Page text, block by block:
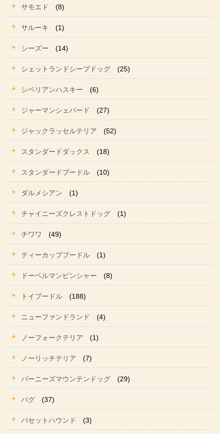
サモエド (8)
サルーキ (1)
シーズー (14)
シェットランドシープドッグ (25)
シベリアンハスキー (6)
ジャーマンシェパード (27)
ジャックラッセルテリア (52)
スタンダードダックス (18)
スタンダードプードル (10)
ダルメシアン (1)
チャイニーズクレストドッグ (1)
チワワ (49)
ティーカッププードル (1)
ドーベルマンピンシャー (8)
トイプードル (188)
ニューファンドランド (4)
ノーフォークテリア (1)
ノーリッチテリア (7)
バーニーズマウンテンドッグ (29)
パグ (37)
バセットハウンド (3)